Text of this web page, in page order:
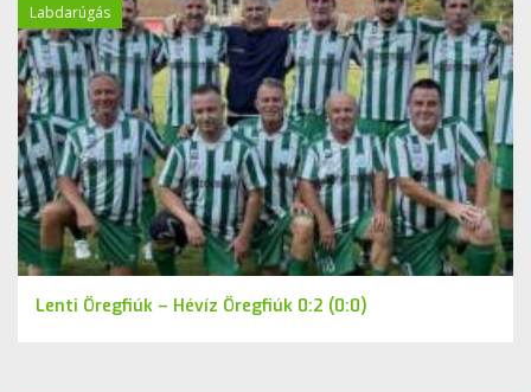
Labdarúgás
Lenti Öregfiúk – Hévíz Öregfiúk 0:2 (0:0)